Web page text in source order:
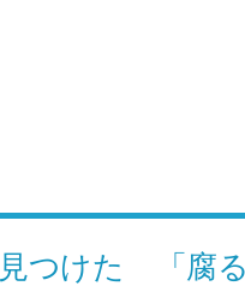
見つけた 「腐